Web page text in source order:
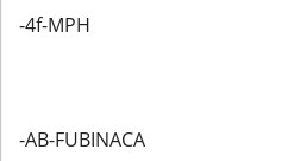
-4f-MPH
-AB-FUBINACA